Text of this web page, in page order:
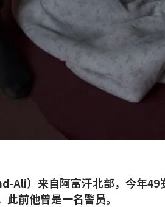
Ali）来自阿富汗北部，今年49
前他曾是一名警员。